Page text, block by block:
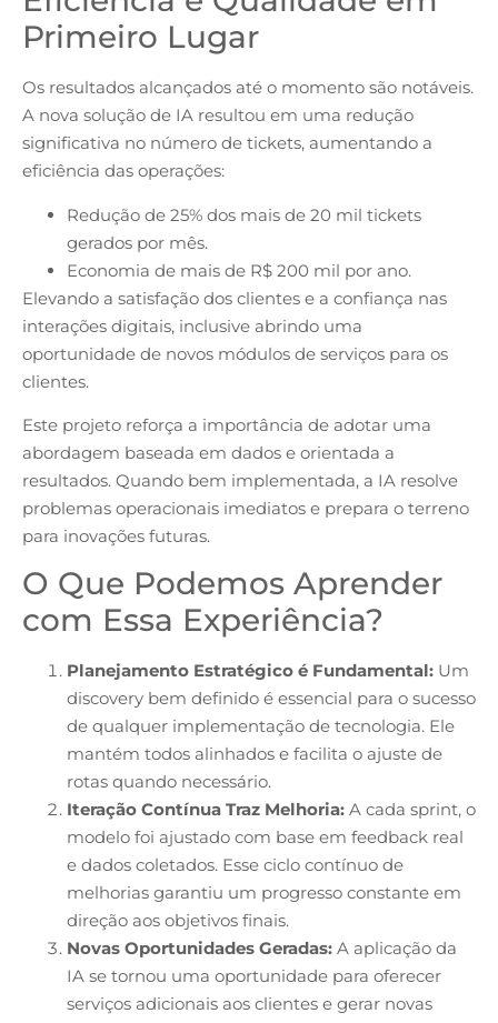
Primeiro Lugar
Os resultados alcançados até o momento são notáveis.
A nova solução de IA resultou em uma redução
significativa no número de tickets, aumentando a
eficiência das operações:
Redução de 25% dos mais de 20 mil tickets
gerados por mês.
Economia de mais de R$ 200 mil por ano.
Elevando a satisfação dos clientes e a confiança nas
interações digitais, inclusive abrindo uma
oportunidade de novos módulos de serviços para os
clientes.
Este projeto reforça a importância de adotar uma
abordagem baseada em dados e orientada a
resultados. Quando bem implementada, a IA resolve
problemas operacionais imediatos e prepara o terreno
para inovações futuras.
O Que Podemos Aprender
com Essa Experiência?
Planejamento Estratégico é Fundamental: Um
discovery bem definido é essencial para o sucesso
de qualquer implementação de tecnologia. Ele
mantém todos alinhados e facilita o ajuste de
rotas quando necessário.
Iteração Contínua Traz Melhoria: A cada sprint, o
modelo foi ajustado com base em feedback real
e dados coletados. Esse ciclo contínuo de
melhorias garantiu um progresso constante em
direção aos objetivos finais.
Novas Oportunidades Geradas: A aplicação da
IA se tornou uma oportunidade para oferecer
serviços adicionais aos clientes e gerar novas